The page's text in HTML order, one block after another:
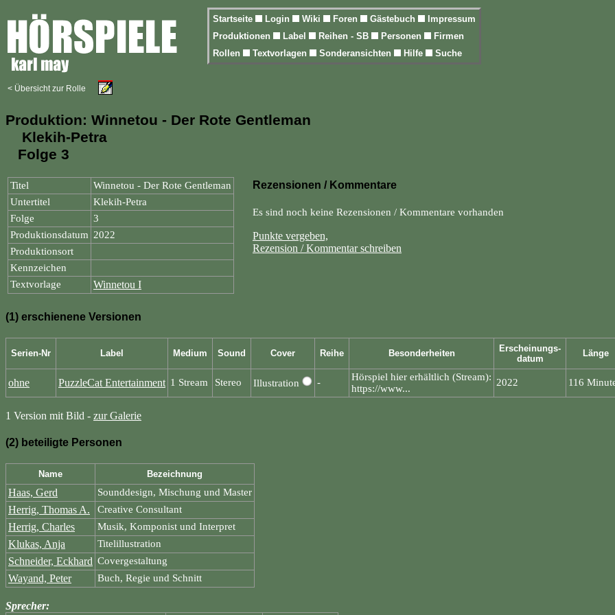
Startseite Login Wiki Foren Gästebuch
Impressum
Produktionen
Label Reihen - SB Personen
Firmen
Rollen
Textvorlagen Sonderansichten Hilfe Suche
< Übersicht zur Rolle
Produktion: Winnetou - Der Rote Gentleman
Klekih-Petra
Folge 3
Titel
Winnetou - Der Rote Gentleman
Untertitel
Klekih-Petra
Folge
3
Produktionsdatum 2022
Produktionsort
Kennzeichen
Textvorlage
Winnetou I
Rezensionen / Kommentare
Es sind noch keine Rezensionen / Kommentare vorhanden
Punkte vergeben,
Rezension / Kommentar schreiben
(1) erschienene Versionen
Serien-Nr Label Medium Sound Cover Reihe Besonderheiten
Erscheinungs-
datum
Länge
ohne PuzzleCat Entertainment 1 Stream Stereo Illustration -
Hörspiel hier erhältlich (Stream):
https://www...
2022 116
1 Version mit Bild - zur Galerie
(2) beteiligte Personen
Name Bezeichnung
Haas, Gerd Sounddesign, Mischung und Master
Herrig, Thomas A. Creative Consultant
Herrig, Charles Musik, Komponist und Interpret
Klukas, Anja Titelillustration
Schneider, Eckhard Covergestaltung
Wayand, Peter Buch, Regie und Schnitt
Sprecher: